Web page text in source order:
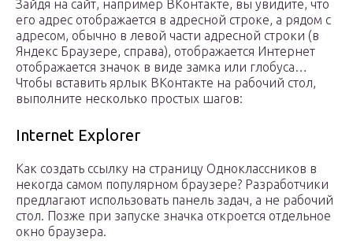
Зайдя на сайт, например ВКонтакте, вы увидите, что
его адрес отображается в адресной строке, а рядом с
адресом, обычно в левой части адресной строки (в
Яндекс Браузере, справа), отображается Интернет
отображается значок в виде замка или глобуса…
Чтобы вставить ярлык ВКонтакте на рабочий стол,
выполните несколько простых шагов:
Internet Explorer
Как создать ссылку на страницу Одноклассников в
некогда самом популярном браузере? Разработчики
предлагают использовать панель задач, а не рабочий
стол. Позже при запуске значка откроется отдельное
окно браузера.